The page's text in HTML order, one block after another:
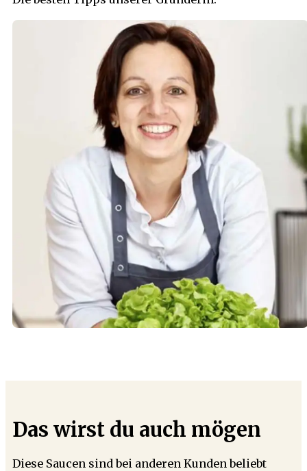
Das wirst du auch mögen
Diese Saucen sind bei anderen Kunden beliebt